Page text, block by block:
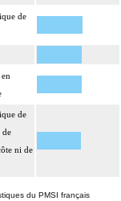
de
de
de
ni de
du PMSI français